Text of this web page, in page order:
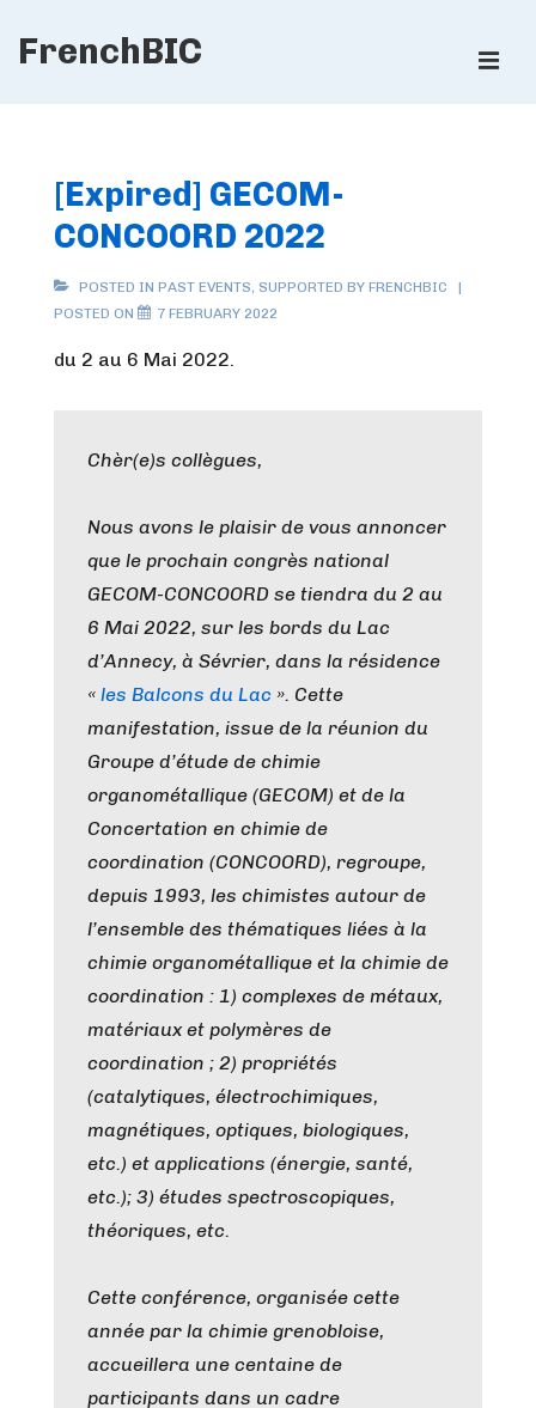
SkipFrenchBIC
[Expired] GECOM-
CONCOORD 2022
POSTED IN PAST EVENTS, SUPPORTED BY FRENCHBIC
POSTED ON
7 FEBRUARY 2022
du 2 au 6 Mai 2022.
Chèr(e)s collègues,
Nous avons le plaisir de vous annoncer
que le prochain congrès national
GECOM-CONCOORD se tiendra du 2 au
6 Mai 2022, sur les bords du Lac
d’Annecy, à Sévrier, dans la résidence
« les Balcons du Lac ». Cette
manifestation, issue de la réunion du
Groupe d’étude de chimie
organométallique (GECOM) et de la
Concertation en chimie de
coordination (CONCOORD), regroupe,
depuis 1993, les chimistes autour de
l’ensemble des thématiques liées à la
chimie organométallique et la chimie de
coordination : 1) complexes de métaux,
matériaux et polymères de
coordination ; 2) propriétés
(catalytiques, électrochimiques,
magnétiques, optiques, biologiques,
etc.) et applications (énergie, santé,
etc.); 3) études spectroscopiques,
théoriques, etc.
Cette conférence, organisée cette
année par la chimie grenobloise,
accueillera une centaine de
participants dans un cadre